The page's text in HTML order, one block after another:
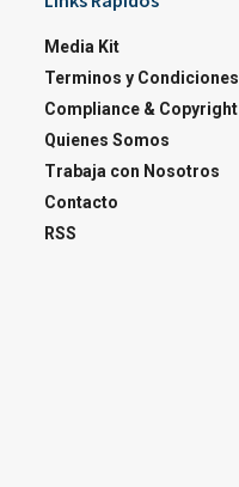
Media Kit
Terminos y Condiciones
Compliance & Copyright
Quienes Somos
Trabaja con Nosotros
Contacto
RSS